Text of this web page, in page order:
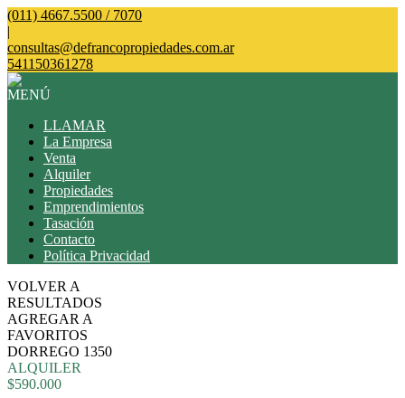
(011) 4667.5500 / 7070
|
consultas@defrancopropiedades.com.ar
541150361278
MENÚ
LLAMAR
La Empresa
Venta
Alquiler
Propiedades
Emprendimientos
Tasación
Contacto
Política Privacidad
VOLVER A
RESULTADOS
AGREGAR A
FAVORITOS
DORREGO 1350
ALQUILER
$590.000